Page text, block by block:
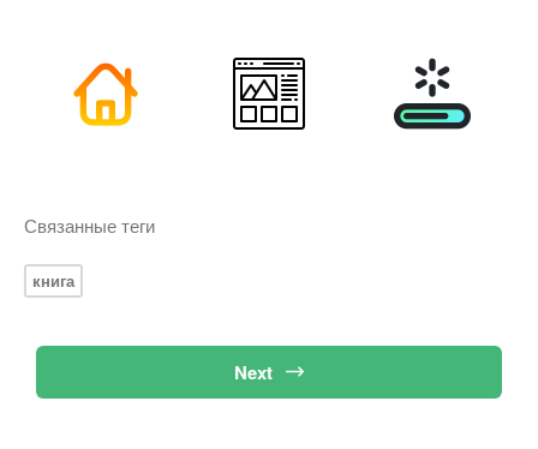
Связанные теги
книга
Next